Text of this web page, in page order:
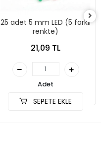
25 adet 5 mm LED (5 farklı
renkte)
21,09 TL
Adet
SEPETE EKLE